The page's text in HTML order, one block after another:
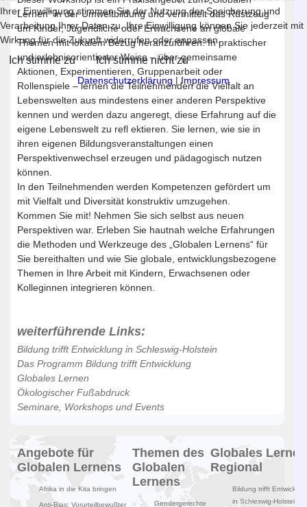
Lernen“ in der Umweltbildung und vermittelt das Rüstzeug
um Kinder, Jugendliche oder Erwachsene an globale
Themen mit lokalem Bezug heranzuführen. In praktischer
und erlebnisorientierter Weise – über gemeinsame
Aktionen, Experimentieren, Gruppenarbeit oder
Rollenspiele – lernen die Teilnehmenden die Vielfalt an
Lebenswelten aus mindestens einer anderen Perspektive
kennen und werden dazu angeregt, diese Erfahrung auf die
eigene Lebenswelt zu refl ektieren. Sie lernen, wie sie in
ihren eigenen Bildungsveranstaltungen einen
Perspektivenwechsel erzeugen und pädagogisch nutzen
können.
In den Teilnehmenden werden Kompetenzen gefördert um
mit Vielfalt und Diversität konstruktiv umzugehen.
Kommen Sie mit! Nehmen Sie sich selbst aus neuen
Perspektiven war. Erleben Sie hautnah welche Erfahrungen
die Methoden und Werkzeuge des „Globalen Lernens“ für
Sie bereithalten und wie Sie globale, entwicklungsbezogene
Themen in Ihre Arbeit mit Kindern, Erwachsenen oder
Kolleginnen integrieren können.
weiterführende Links:
Bildung trifft Entwicklung in Schleswig-Holstein
Das Programm Bildung trifft Entwicklung
Globales Lernen
Ökologischer Fußabdruck
Seminare, Workshops und Events
Angebote für
Globalen Lernens
Afrika in die Kita bringen
Anti-Bias: Vorurteilbewußter
Themen des
Globalen
Lernens
Gendergerechte
Globales Lernen
Regional
Bildung trifft
in Schleswig-Holstein
Ihrer Einwilligung stimmen Sie der Nutzung der Speicherung und
Verarbeitung Ihrer Daten zu. Ihre Einwilligung können Sie jederzeit mit
Wirkung für die Zukunft widerrufen oder anpassen.
Ich stimme zu Ich stimme nicht zu
Datenschutzerklärung |Impressum